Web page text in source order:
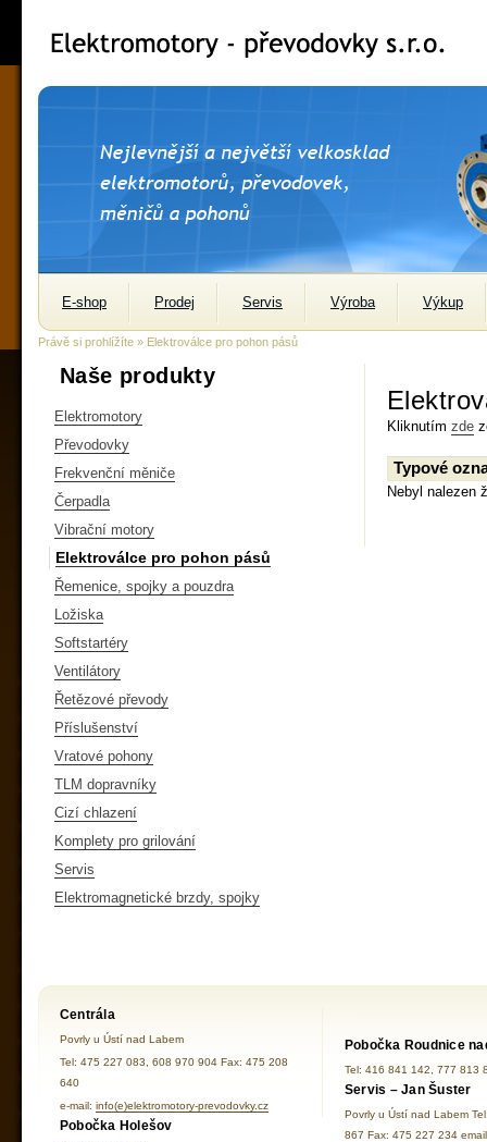
E-shop Prodej Servis Výroba Výkup
Právě si prohlížíte » Elektroválce pro pohon pásů
Naše produkty
Elektromotory
Převodovky
Frekvenční měniče
Čerpadla
Vibrační motory
Elektroválce pro pohon pásů
Řemenice, spojky a pouzdra
Ložiska
Softstartéry
Ventilátory
Řetězové převody
Příslušenství
Vratové pohony
TLM dopravníky
Cizí chlazení
Komplety pro grilování
Servis
Elektromagnetické brzdy, spojky
Kliknutím zde
Typové
Nebyl nalezen
Centrála
Povrly u Ústí nad Labem
Tel: 475 227 083, 608 970 904 Fax: 475 208
640
e-mail: info(e)elektromotory-prevodovky.cz
Pobočka Holešov
Pobočka Roudnice
Tel: 416 841 142, 777 813
Servis – Jan Šuster
Povrly u Ústí nad Labem
867 Fax: 475 227 234